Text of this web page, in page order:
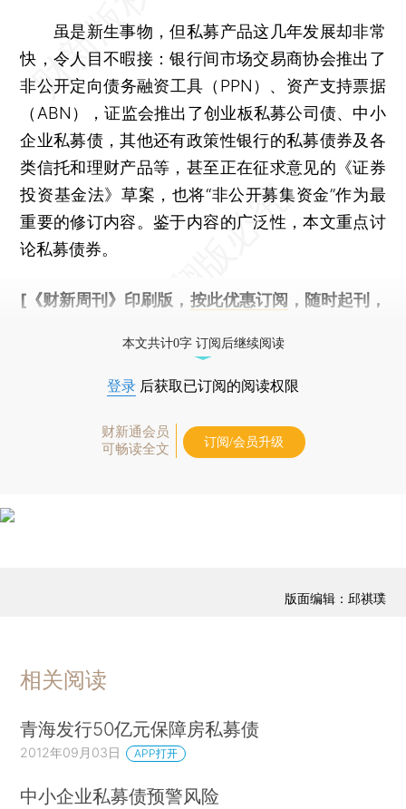
虽是新生事物，但私募产品这几年发展却非常
快，令人目不暇接：银行间市场交易商协会推出了
非公开定向债务融资工具（PPN）、资产支持票据
（ABN），证监会推出了创业板私募公司债、中小
企业私募债，其他还有政策性银行的私募债券及各
类信托和理财产品等，甚至正在征求意见的《证券
投资基金法》草案，也将“非公开募集资金”作为最
重要的修订内容。鉴于内容的广泛性，本文重点讨
论私募债券。
[《财新周刊》印刷版， 按此优惠订阅 ，随时起刊，
本文共计0字 订阅后继续阅读
登录 后获取已订阅的阅读权限
财新通会员
可畅读全文
订阅/会员升级
版面编辑：邱祺璞
相关阅读
青海发行50亿元保障房私募债
2012年09月03日 APP打开
中小企业私募债预警风险